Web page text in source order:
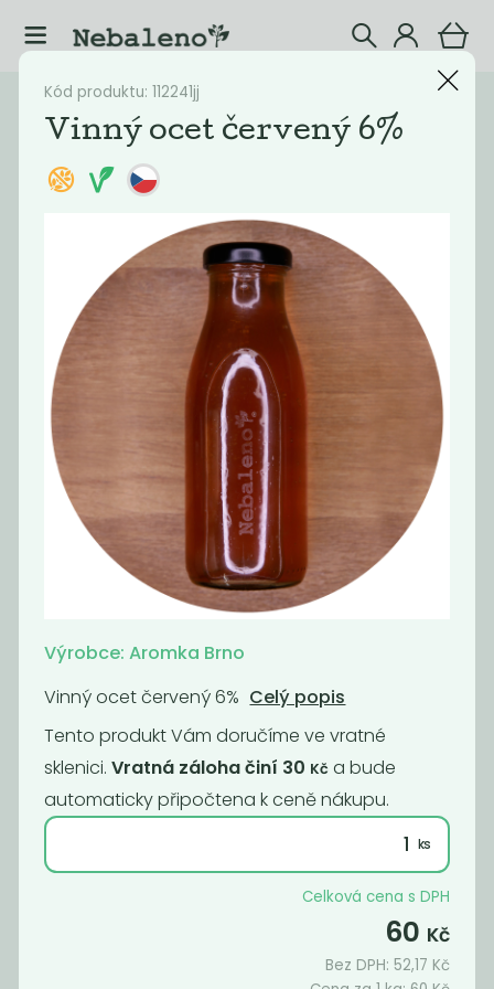
Katalog Potraviny
Filtrovat produkty
Nejlevnější Nejdražší
slunečnicový
129
Olivový olej -
extra
panenský...
Dýňový olej
Kód produktu: 112241jj
Vinný ocet červený 6%
Výrobce: Aromka Brno
Vinný ocet červený 6% Celý popis
Tento produkt Vám doručíme ve vratné
sklenici. Vratná záloha činí 30 Kč a bude
automaticky připočtena k ceně nákupu.
Celková cena s DPH
60 Kč
Bez DPH: 52,17 Kč